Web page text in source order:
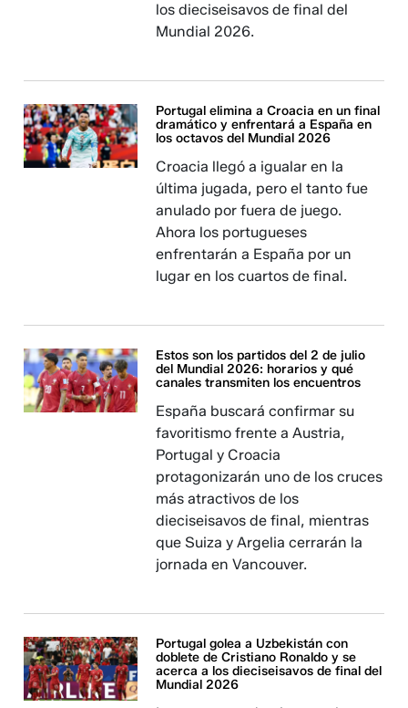
los dieciseisavos de final del
Mundial 2026.
Portugal elimina a Croacia en un final
dramático y enfrentará a España en
los octavos del Mundial 2026
Croacia llegó a igualar en la
última jugada, pero el tanto fue
anulado por fuera de juego.
Ahora los portugueses
enfrentarán a España por un
lugar en los cuartos de final.
Estos son los partidos del 2 de julio
del Mundial 2026: horarios y qué
canales transmiten los encuentros
España buscará confirmar su
favoritismo frente a Austria,
Portugal y Croacia
protagonizarán uno de los cruces
más atractivos de los
dieciseisavos de final, mientras
que Suiza y Argelia cerrarán la
jornada en Vancouver.
Portugal golea a Uzbekistán con
doblete de Cristiano Ronaldo y se
acerca a los dieciseisavos de final del
Mundial 2026